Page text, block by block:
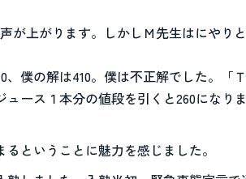
が上がります。しかしＭ先生はにやり
僕の解は410。僕は不正解でした。「
ース１本分の値段を引くと260になり
ということに魅力を感じました。